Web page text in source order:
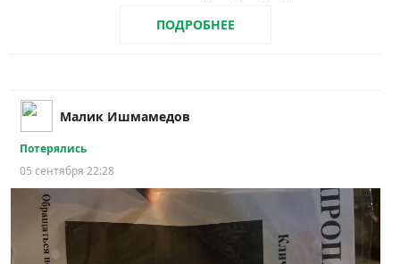
ПОДРОБНЕЕ
Малик Ишмамедов
Потерялись
05 сентября 22:28